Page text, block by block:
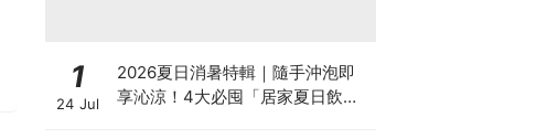
1
24 Jul
2026夏日消暑特輯｜隨手沖泡即
享沁涼！4大必囤「居家夏日飲